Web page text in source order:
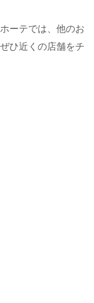
ーテでは、他のお
ひ近くの店舗をチ